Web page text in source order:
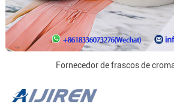
Fornecedor de frascos de